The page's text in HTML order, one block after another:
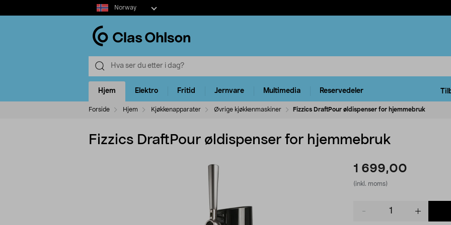
Select
market
Norway
Hjem Elektro Fritid Jernvare Multimedia Reservedeler
Forside Hjem Kjøkkenapparater Øvrige kjøkkenmaskiner Fizzics DraftPour øldispenser for hjemmebruk
Fizzics DraftPour øldispenser for hjemmebruk
1 699,00
(inkl. moms)